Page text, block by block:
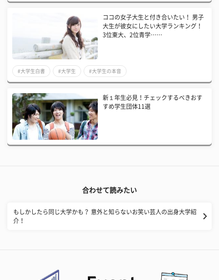
ココの女子大生と付き合いたい！ 男子
大生が彼女にしたい大学ランキング！
3位東大、2位青学……
#大学生白書 #大学生 #大学生の本音
新１年生必見！チェックするべきおす
すめ学生団体11選
合わせて読みたい
もしかしたら同じ大学かも？ 意外と知らないお笑い芸人の出身大学紹
介！